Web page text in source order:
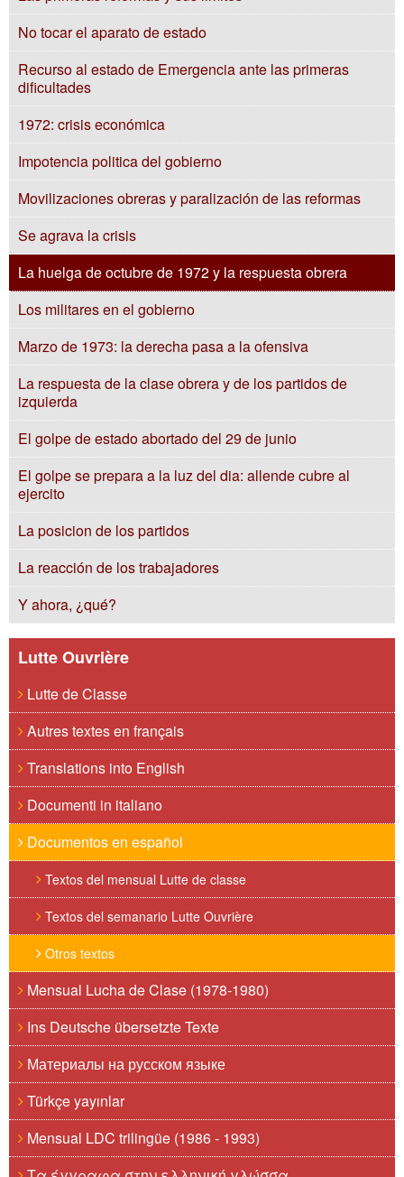
No tocar el aparato de estado
Recurso al estado de Emergencia ante las primeras
dificultades
1972: crisis económica
Impotencia politica del gobierno
Movilizaciones obreras y paralización de las reformas
Se agrava la crisis
La huelga de octubre de 1972 y la respuesta obrera
Los militares en el gobierno
Marzo de 1973: la derecha pasa a la ofensiva
La respuesta de la clase obrera y de los partidos de
izquierda
El golpe de estado abortado del 29 de junio
El golpe se prepara a la luz del dia: allende cubre al
ejercito
La posicion de los partidos
La reacción de los trabajadores
Y ahora, ¿qué?
Lutte Ouvrière
Lutte de Classe
Autres textes en français
Translations into English
Documenti in italiano
Documentos en español
Textos del mensual Lutte de classe
Textos del semanario Lutte Ouvrière
Otros textos
Mensual Lucha de Clase (1978-1980)
Ins Deutsche übersetzte Texte
Материалы на русском языке
Türkçe yayınlar
Mensual LDC trilingüe (1986 - 1993)